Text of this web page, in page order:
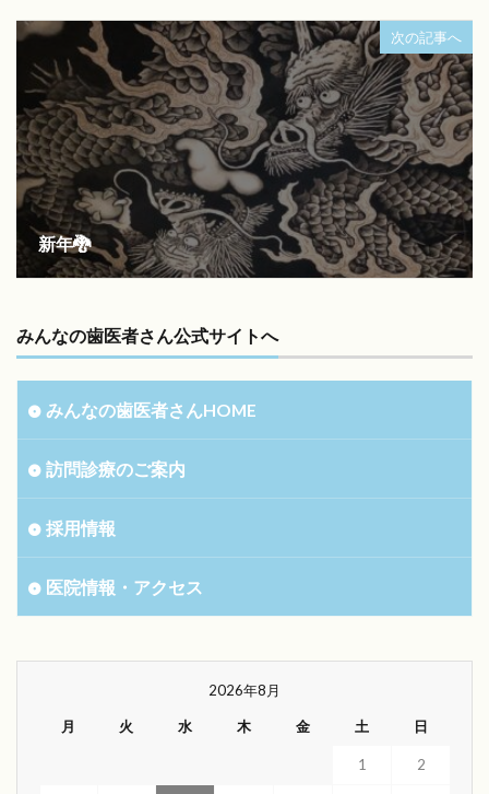
次の記事へ
新年🐉
みんなの歯医者さん公式サイトへ
みんなの歯医者さんHOME
訪問診療のご案内
採用情報
医院情報・アクセス
2026年8月
月 火 水 木 金 土 日
1 2